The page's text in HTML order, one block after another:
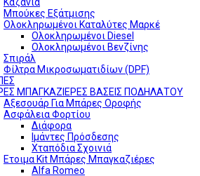
Μπούκες Εξάτμισης
Ολοκληρωμένοι Καταλύτες Μαρκέ
Ολοκληρωμένοι Diesel
Ολοκληρωμένοι Βενζίνης
Σπιράλ
Φίλτρα Μικροσωματιδίων (DPF)
ΜΠΑΓΚΑΖΙΕΡΕΣ ΒΑΣΕΙΣ ΠΟΔΗΛΑΤΟΥ
Αξεσουάρ Για Μπάρες Οροφής
Ασφάλεια Φορτίου
Διάφορα
Ιμάντες Πρόσδεσης
Χταπόδια Σχοινιά
Ετοιμα Kit Μπάρες Μπαγκαζιέρες
Alfa Romeo